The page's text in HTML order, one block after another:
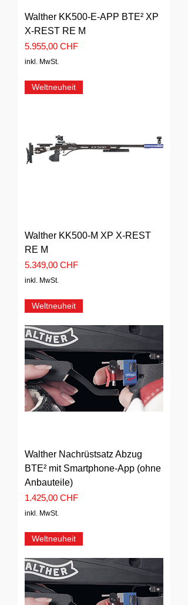
Walther KK500-E-APP BTE² XP
X-REST RE M
Preis
5.955,00 CHF
inkl. MwSt.
Weltneuheit
Walther KK500-M XP X-REST
RE M
Preis
5.349,00 CHF
inkl. MwSt.
Weltneuheit
Walther Nachrüstsatz Abzug
BTE² mit Smartphone-App (ohne
Anbauteile)
Preis
1.425,00 CHF
inkl. MwSt.
Weltneuheit